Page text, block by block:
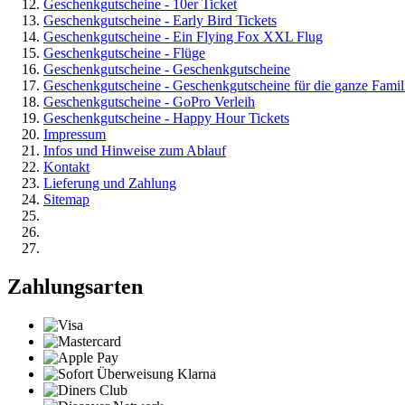
Geschenkgutscheine - 10er Ticket
Geschenkgutscheine - Early Bird Tickets
Geschenkgutscheine - Ein Flying Fox XXL Flug
Geschenkgutscheine - Flüge
Geschenkgutscheine - Geschenkgutscheine
Geschenkgutscheine - Geschenkgutscheine für die ganze
Geschenkgutscheine - GoPro Verleih
Geschenkgutscheine - Happy Hour Tickets
Impressum
Infos und Hinweise zum Ablauf
Kontakt
Lieferung und Zahlung
Sitemap
Zahlungsarten